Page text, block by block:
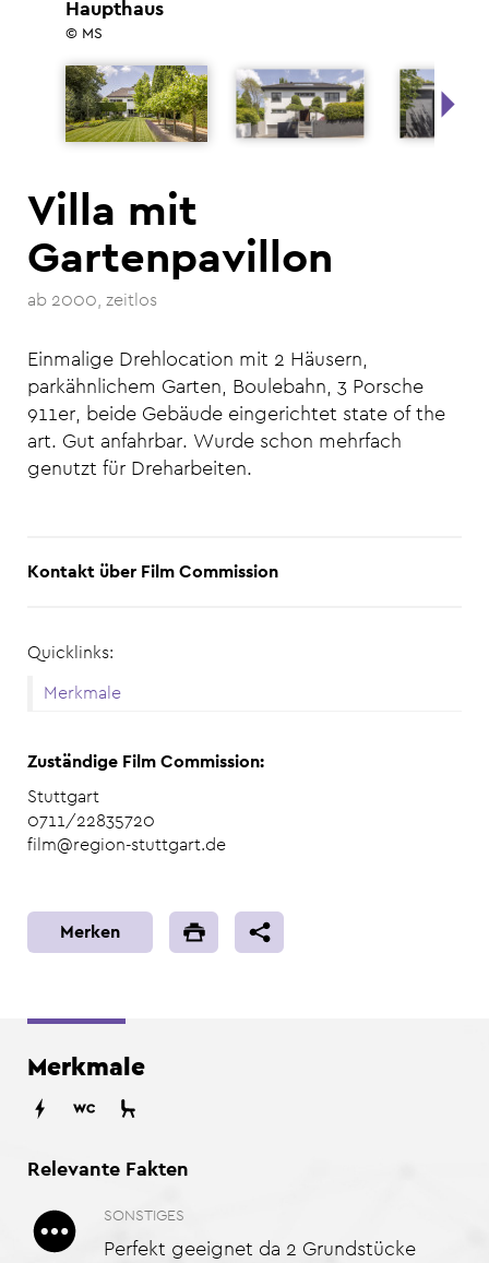
Haupthaus
© MS
Villa mit
Gartenpavillon
ab 2000 zeitlos
Einmalige Drehlocation mit 2 Häusern,
parkähnlichem Garten, Boulebahn, 3 Porsche
911er, beide Gebäude eingerichtet state of the
art. Gut anfahrbar. Wurde schon mehrfach
genutzt für Dreharbeiten.
Kontakt über Film Commission
Quicklinks:
Merkmale
Zuständige Film Commission:
Stuttgart
0711/22835720
film@region-stuttgart.de
Merken
Merkmale
Relevante Fakten
SONSTIGES
Perfekt geeignet da 2 Grundstücke